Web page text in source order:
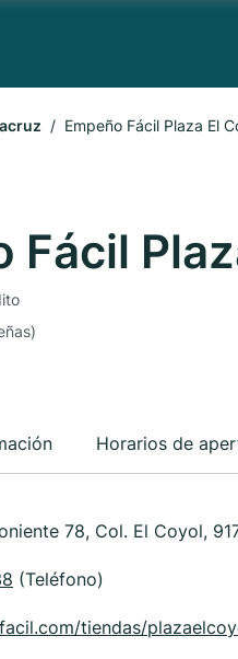
Empeño Fácil Plaza El
Fácil
Horarios de
78, Col. El Coyol,
(Teléfono)
tiendas/